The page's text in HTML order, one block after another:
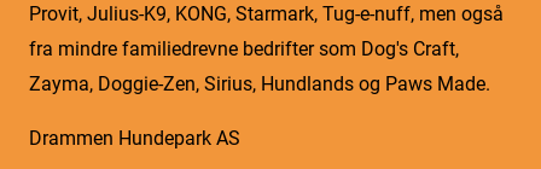
Provit, Julius-K9, KONG, Starmark, Tug-e-nuff, men også
fra mindre familiedrevne bedrifter som Dog's Craft,
Zayma, Doggie-Zen, Sirius, Hundlands og Paws Made.
Drammen Hundepark AS